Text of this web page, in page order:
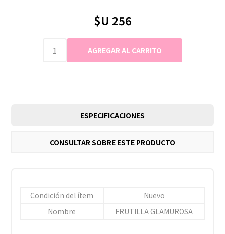
$U 256
ESPECIFICACIONES
CONSULTAR SOBRE ESTE PRODUCTO
Condición del ítem
Nuevo
Nombre
FRUTILLA GLAMUROSA